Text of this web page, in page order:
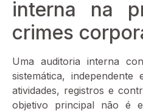
interna na
crimes
Uma auditoria interna
sistemática,
atividades, registros e
objetivo principal não é